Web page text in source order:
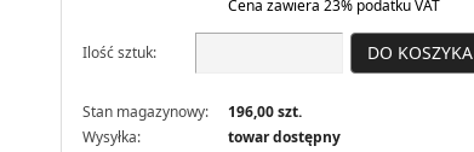
Cena zawiera 23% podatku VAT
Ilość sztuk: DO KOSZYKA
Stan magazynowy:
196,00 szt.
Wysyłka:
towar dostępny